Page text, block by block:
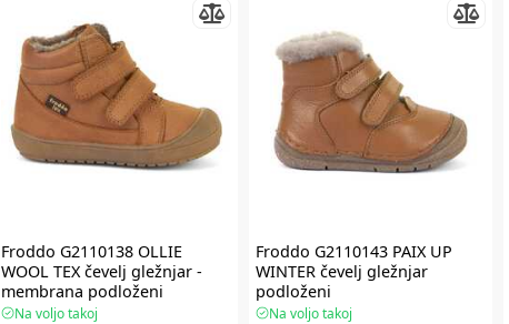
Froddo G2110138 OLLIE
WOOL TEX čevelj gležnjar -
membrana podloženi
Na voljo takoj
Froddo G2110143 PAIX UP
WINTER čevelj gležnjar
podloženi
Na voljo takoj